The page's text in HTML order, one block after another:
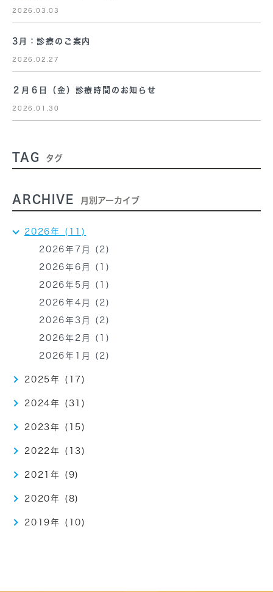
2026.03.03
3月：診療のご案内
2026.02.27
２月６日（金）診療時間のお知らせ
2026.01.30
TAG タグ
ARCHIVE 月別アーカイブ
2026年 (11)
2026年7月 (2)
2026年6月 (1)
2026年5月 (1)
2026年4月 (2)
2026年3月 (2)
2026年2月 (1)
2026年1月 (2)
2025年 (17)
2024年 (31)
2023年 (15)
2022年 (13)
2021年 (9)
2020年 (8)
2019年 (10)